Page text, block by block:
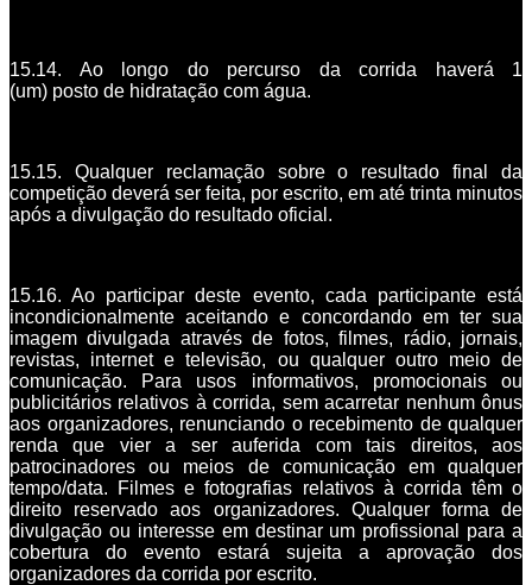
15.14. Ao longo do percurso da corrida haverá 1
(um) posto de hidratação com água.
15.15. Qualquer reclamação sobre o resultado final da
competição deverá ser feita, por escrito, em até trinta minutos
após a divulgação do resultado oficial.
15.16. Ao participar deste evento, cada participante está
incondicionalmente aceitando e concordando em ter sua
imagem divulgada através de fotos, filmes, rádio, jornais,
revistas, internet e televisão, ou qualquer outro meio de
comunicação. Para usos informativos, promocionais ou
publicitários relativos à corrida, sem acarretar nenhum ônus
aos organizadores, renunciando o recebimento de qualquer
renda que vier a ser auferida com tais direitos, aos
patrocinadores ou meios de comunicação em qualquer
tempo/data. Filmes e fotografias relativos à corrida têm o
direito reservado aos organizadores. Qualquer forma de
divulgação ou interesse em destinar um profissional para a
cobertura do evento estará sujeita a aprovação dos
organizadores da corrida por escrito.